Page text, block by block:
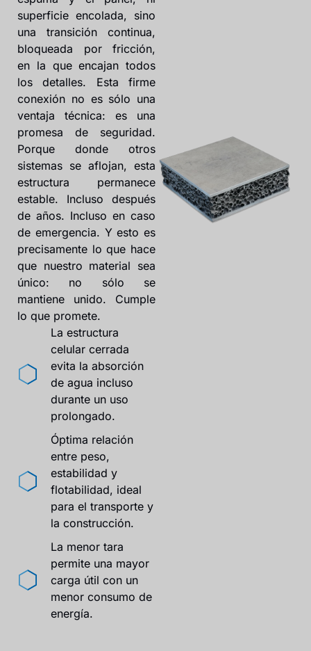
superficie encolada, sino
una transición continua,
bloqueada por fricción,
en la que encajan todos
los detalles. Esta firme
conexión no es sólo una
ventaja técnica: es una
promesa de seguridad.
Porque donde otros
sistemas se aflojan, esta
estructura permanece
estable. Incluso después
de años. Incluso en caso
de emergencia. Y esto es
precisamente lo que hace
que nuestro material sea
único: no sólo se
mantiene unido. Cumple
lo que promete.
La estructura
celular cerrada
evita la absorción
de agua incluso
durante un uso
prolongado.
Óptima relación
entre peso,
estabilidad y
flotabilidad, ideal
para el transporte y
la construcción.
La menor tara
permite una mayor
carga útil con un
menor consumo de
energía.